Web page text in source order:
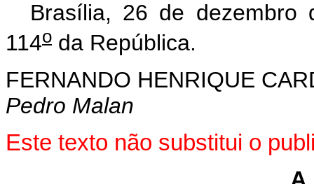
Brasília, 26 de dezembro
114o da República.
FERNANDO HENRIQUE
Pedro Malan
Este texto não substitui o